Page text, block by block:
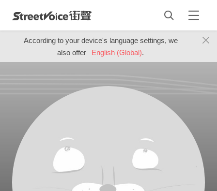
According to your device's language settings, we
also offer
English (Global).